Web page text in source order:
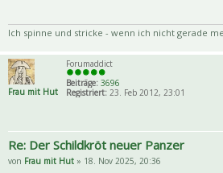
Ich spinne und stricke - wenn ich nicht gerade
Frau mit Hut
Forumaddict
Beiträge: 3696
Registriert: 23. Feb 2012, 23:01
Re: Der Schildkröt neuer Panzer
von Frau mit Hut » 18. Nov 2025, 20:36